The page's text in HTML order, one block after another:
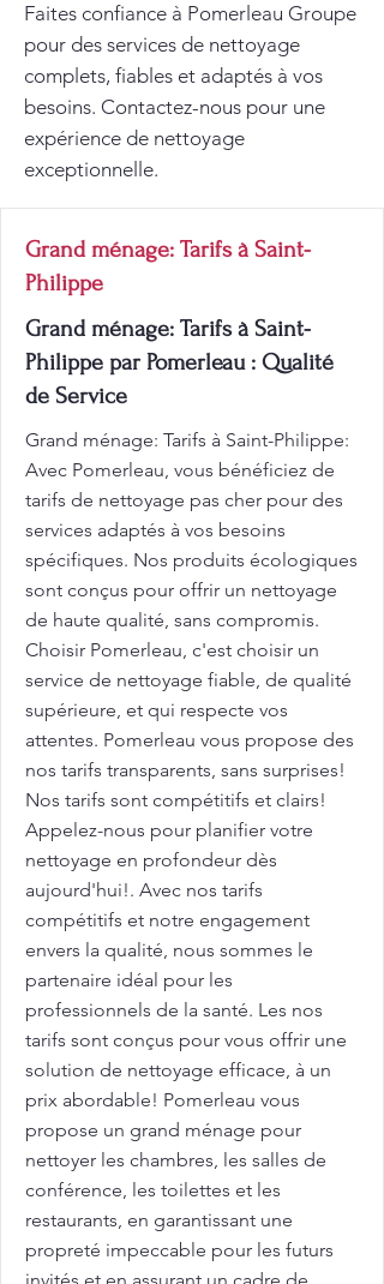
Faites confiance à Pomerleau Groupe
pour des services de nettoyage
complets, fiables et adaptés à vos
besoins. Contactez-nous pour une
expérience de nettoyage
exceptionnelle.
Grand ménage: Tarifs à Saint-
Philippe
Grand ménage: Tarifs à Saint-
Philippe par Pomerleau : Qualité
de Service
Grand ménage: Tarifs à Saint-Philippe:
Avec Pomerleau, vous bénéficiez de
tarifs de nettoyage pas cher pour des
services adaptés à vos besoins
spécifiques. Nos produits écologiques
sont conçus pour offrir un nettoyage
de haute qualité, sans compromis.
Choisir Pomerleau, c'est choisir un
service de nettoyage fiable, de qualité
supérieure, et qui respecte vos
attentes. Pomerleau vous propose des
nos tarifs transparents, sans surprises!
Nos tarifs sont compétitifs et clairs!
Appelez-nous pour planifier votre
nettoyage en profondeur dès
aujourd'hui!. Avec nos tarifs
compétitifs et notre engagement
envers la qualité, nous sommes le
partenaire idéal pour les
professionnels de la santé. Les nos
tarifs sont conçus pour vous offrir une
solution de nettoyage efficace, à un
prix abordable! Pomerleau vous
propose un grand ménage pour
nettoyer les chambres, les salles de
conférence, les toilettes et les
restaurants, en garantissant une
propreté impeccable pour les futurs